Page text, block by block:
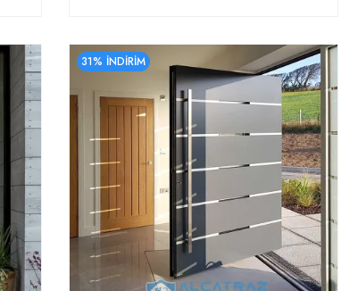
31% İNDİRİM